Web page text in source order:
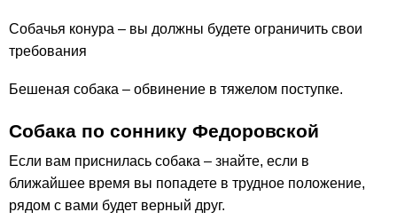
Собачья конура – вы должны будете ограничить свои
требования
Бешеная собака – обвинение в тяжелом поступке.
Собака по соннику Федоровской
Если вам приснилась собака – знайте, если в
ближайшее время вы попадете в трудное положение,
рядом с вами будет верный друг.